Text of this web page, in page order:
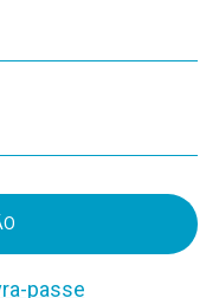
passe